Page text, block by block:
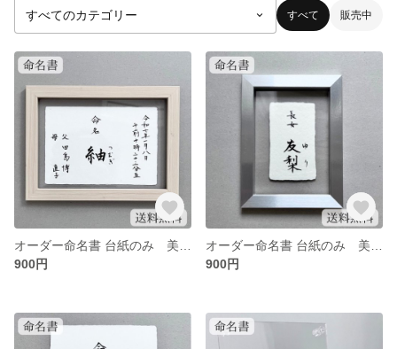
すべて 販売中
900円
900円